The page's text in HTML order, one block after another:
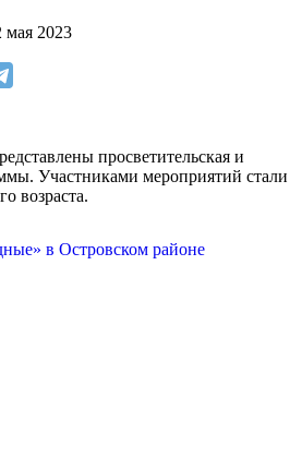
мая 2023
просветительская и
Участниками мероприятий стали
возраста.